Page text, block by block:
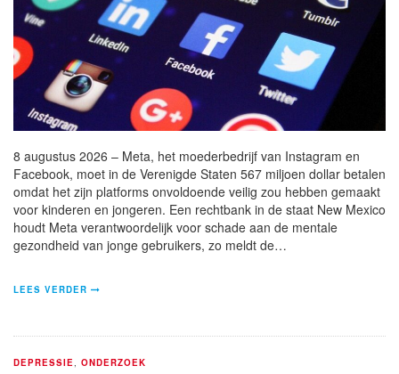
8 augustus 2026 – Meta, het moederbedrijf van Instagram en
Facebook, moet in de Verenigde Staten 567 miljoen dollar betalen
omdat het zijn platforms onvoldoende veilig zou hebben gemaakt
voor kinderen en jongeren. Een rechtbank in de staat New Mexico
houdt Meta verantwoordelijk voor schade aan de mentale
gezondheid van jonge gebruikers, zo meldt de…
LEES VERDER
DEPRESSIE ONDERZOEK